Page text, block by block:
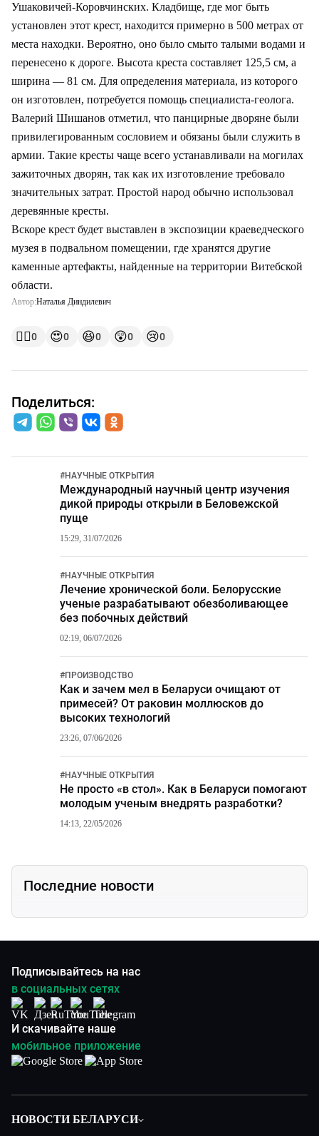
Ушаковичей-Коровчинских. Кладбище, где мог быть
установлен этот крест, находится примерно в 500 метрах от
места находки. Вероятно, оно было смыто талыми водами и
перенесено к дороге. Высота креста составляет 125,5 см, а
ширина — 81 см. Для определения материала, из которого
он изготовлен, потребуется помощь специалиста-геолога.
Валерий Шишанов отметил, что панцирные дворяне были
привилегированным сословием и обязаны были служить в
армии. Такие кресты чаще всего устанавливали на могилах
зажиточных дворян, так как их изготовление требовало
значительных затрат. Простой народ обычно использовал
деревянные кресты.
Вскоре крест будет выставлен в экспозиции краеведческого
музея в подвальном помещении, где хранятся другие
каменные артефакты, найденные на территории Витебской
области.
Автор:Наталья Диндилевич
👍🏻0 😍0 😆0 😲0 😢0
Поделиться:
#НАУЧНЫЕ ОТКРЫТИЯ
Международный научный центр изучения
дикой природы открыли в Беловежской
пуще
15:29, 31/07/2026
#НАУЧНЫЕ ОТКРЫТИЯ
Лечение хронической боли. Белорусские
ученые разрабатывают обезболивающее
без побочных действий
02:19, 06/07/2026
#ПРОИЗВОДСТВО
Как и зачем мел в Беларуси очищают от
примесей? От раковин моллюсков до
высоких технологий
23:26, 07/06/2026
#НАУЧНЫЕ ОТКРЫТИЯ
Не просто «в стол». Как в Беларуси помогают
молодым ученым внедрять разработки?
14:13, 22/05/2026
Последние новости
Подписывайтесь на нас
в социальных сетях
И скачивайте наше
мобильное приложение
НОВОСТИ БЕЛАРУСИ